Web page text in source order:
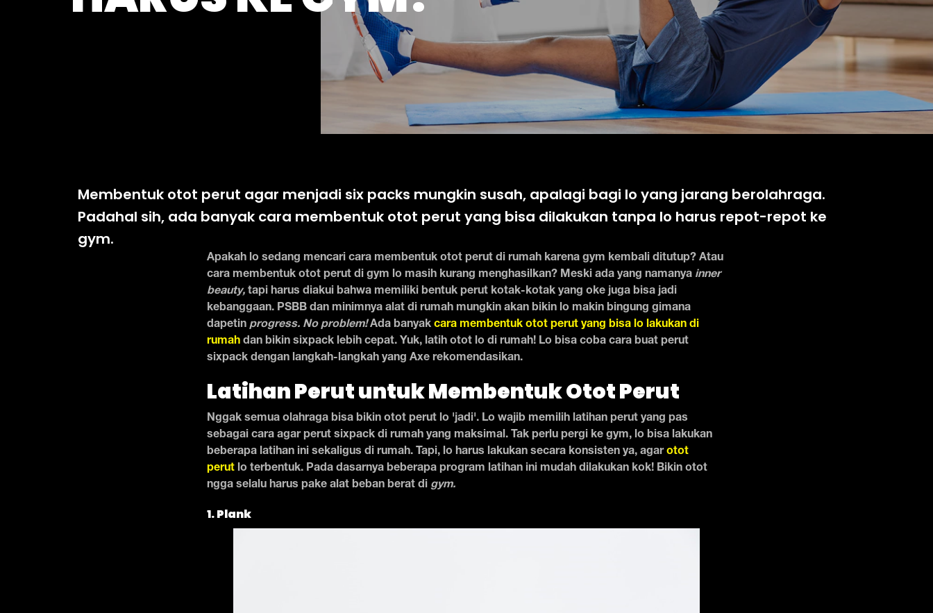
Membentuk otot perut agar menjadi six packs mungkin susah, apalagi bagi lo yang jarang berolahraga.
Padahal sih, ada banyak cara membentuk otot perut yang bisa dilakukan tanpa lo harus repot-repot ke
gym.
Apakah lo sedang mencari cara membentuk otot perut di rumah karena gym kembali ditutup? Atau
cara membentuk otot perut di gym lo masih kurang menghasilkan? Meski ada yang namanya inner
beauty,tapi harus diakui bahwa memiliki bentuk perut kotak-kotak yang oke juga bisa jadi
kebanggaan. PSBB dan minimnya alat di rumah mungkin akan bikin lo makin bingung gimana
dapetin progress. No problem!Ada banyak cara membentuk otot perut yang bisa lo lakukan di
rumahdan bikin sixpack lebih cepat. Yuk, latih otot lo di rumah! Lo bisa coba cara buat perut
sixpack dengan langkah-langkah yang Axe rekomendasikan.
Latihan Perut untuk Membentuk Otot Perut
Nggak semua olahraga bisa bikin otot perut lo 'jadi'. Lo wajib memilih latihan perut yang pas
sebagai cara agar perut sixpack di rumah yang maksimal. Tak perlu pergi ke gym, lo bisa lakukan
beberapa latihan ini sekaligus di rumah. Tapi, lo harus lakukan secara konsisten ya, agarotot
perutlo terbentuk. Pada dasarnya beberapa program latihan ini mudah dilakukan kok! Bikin otot
ngga selalu harus pake alat beban berat di gym.
1. Plank